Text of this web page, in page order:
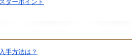
ターポイント
手方法は？